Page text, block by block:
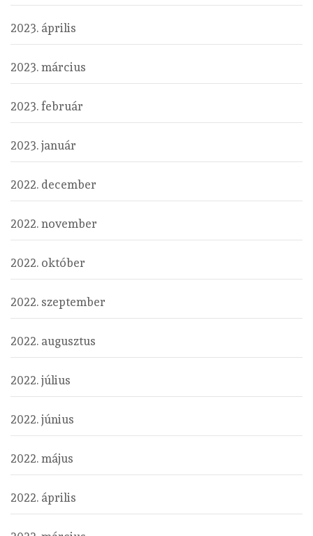
2023. április
2023. március
2023. február
2023. január
2022. december
2022. november
2022. október
2022. szeptember
2022. augusztus
2022. július
2022. június
2022. május
2022. április